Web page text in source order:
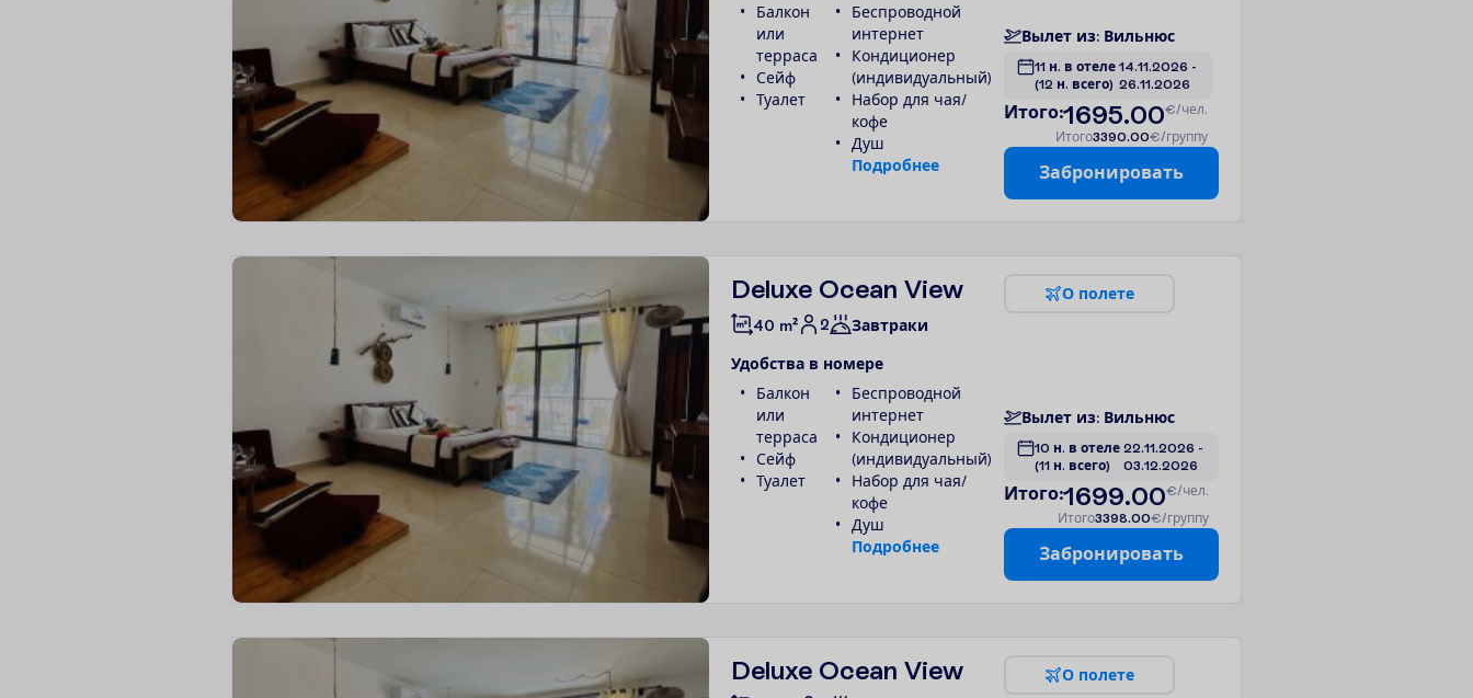
Балкон
или
терраса
Сейф
Туалет
Беспроводной
интернет
Кондиционер
(индивидуальный)
Набор для чая/
кофе
Душ
Подробнее
Вылет из: Вильнюс
11 н. в отеле
(12 н. всего)
14.11.2026 -
26.11.2026
Итого:1695.00€/чел.
Итого3390.00€/группу
Забронировать
Deluxe Ocean View
40 m² 2 Завтраки
Удобства в номере
Балкон
или
терраса
Сейф
Туалет
Беспроводной
интернет
Кондиционер
(индивидуальный)
Набор для чая/
кофе
Душ
Подробнее
Вылет из: Вильнюс
10 н. в отеле
(11 н. всего)
22.11.2026 -
03.12.2026
Итого:1699.00€/чел.
Итого3398.00€/группу
О полете
Забронировать
Deluxe Ocean View О полете